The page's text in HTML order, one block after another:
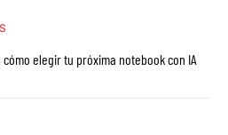
cómo elegir tu próxima notebook con IA